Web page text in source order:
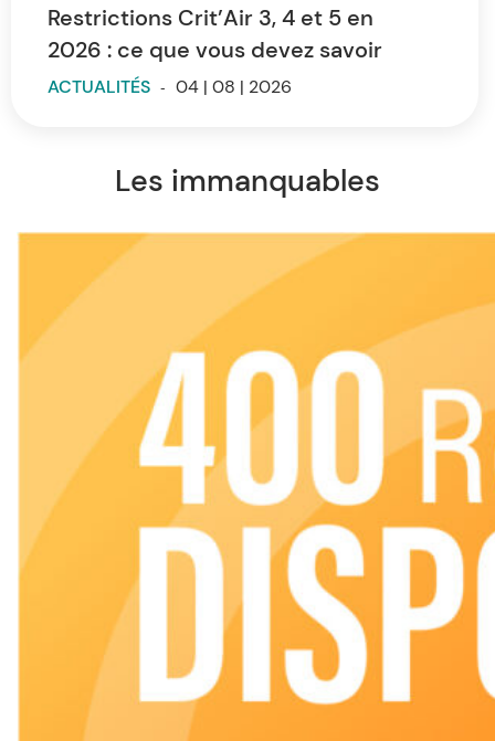
Restrictions Crit’Air 3, 4 et 5 en
2026 : ce que vous devez savoir
ACTUALITÉS - 04 | 08 | 2026
Les immanquables